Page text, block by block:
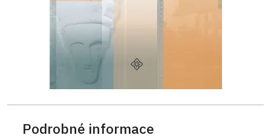
Podrobné informace